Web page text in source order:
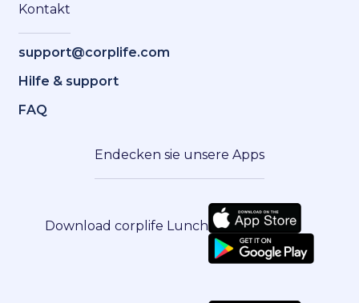
Kontakt
support@corplife.com
Hilfe & support
FAQ
Endecken sie unsere Apps
Download corplife Lunch